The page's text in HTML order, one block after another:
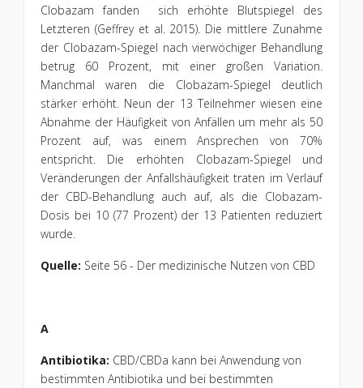
Clobazam fanden sich erhöhte Blutspiegel des
Letzteren (Geffrey et al. 2015). Die mittlere Zunahme
der Clobazam-Spiegel nach vierwöchiger Behandlung
betrug 60 Prozent, mit einer großen Variation.
Manchmal waren die Clobazam-Spiegel deutlich
stärker erhöht. Neun der 13 Teilnehmer wiesen eine
Abnahme der Häufigkeit von Anfällen um mehr als 50
Prozent auf, was einem Ansprechen von 70%
entspricht. Die erhöhten Clobazam-Spiegel und
Veränderungen der Anfallshäufigkeit traten im Verlauf
der CBD-Behandlung auch auf, als die Clobazam-
Dosis bei 10 (77 Prozent) der 13 Patienten reduziert
wurde.
Quelle: Seite 56 - Der medizinische Nutzen von CBD
A
Antibiotika: CBD/CBDa kann bei Anwendung von
bestimmten Antibiotika und bei bestimmten